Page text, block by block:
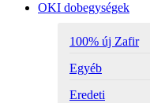
OKI dobegységek
100% új Zafir
Egyéb
Eredeti